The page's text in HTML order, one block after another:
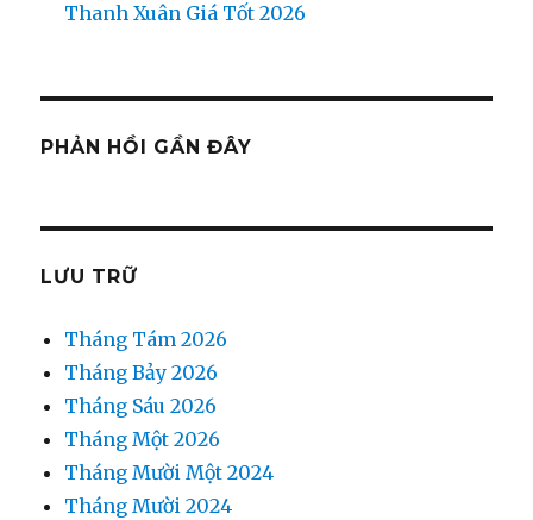
Thanh Xuân Giá Tốt 2026
PHẢN HỒI GẦN ĐÂY
LƯU TRỮ
Tháng Tám 2026
Tháng Bảy 2026
Tháng Sáu 2026
Tháng Một 2026
Tháng Mười Một 2024
Tháng Mười 2024